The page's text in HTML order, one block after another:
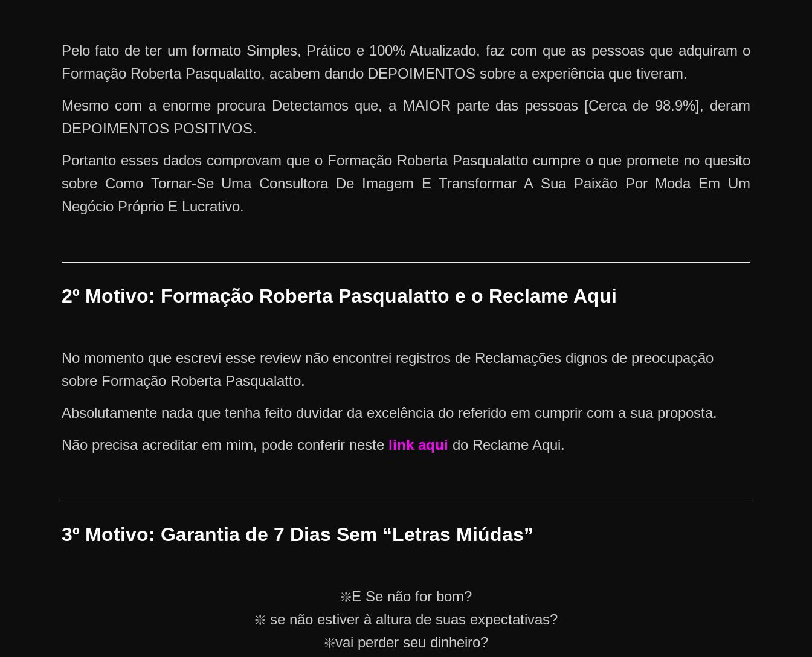
Pelo fato de ter um formato Simples, Prático e 100% Atualizado, faz com que as pessoas que adquiram o
Formação Roberta Pasqualatto, acabem dando DEPOIMENTOS sobre a experiência que tiveram.
Mesmo com a enorme procura Detectamos que, a MAIOR parte das pessoas [Cerca de 98.9%], deram
DEPOIMENTOS POSITIVOS.
Portanto esses dados comprovam que o Formação Roberta Pasqualatto cumpre o que promete no quesito
sobre Como Tornar-Se Uma Consultora De Imagem E Transformar A Sua Paixão Por Moda Em Um
Negócio Próprio E Lucrativo.
2º Motivo: Formação Roberta Pasqualatto e o Reclame Aqui
No momento que escrevi esse review não encontrei registros de Reclamações dignos de preocupação
sobre Formação Roberta Pasqualatto.
Absolutamente nada que tenha feito duvidar da excelência do referido em cumprir com a sua proposta.
Não precisa acreditar em mim, pode conferir neste link aqui do Reclame Aqui.
3º Motivo: Garantia de 7 Dias Sem “Letras Miúdas”
❇️E Se não for bom?
❇️ se não estiver à altura de suas expectativas?
❇️vai perder seu dinheiro?